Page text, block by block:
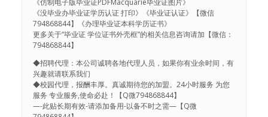
《仿制电子版毕业证PDFMacquarie毕业证图片》
《没毕业办毕业证学历认证 打印》《毕业证认证》【微信
794868844】《办理毕业证本科学历证书》
更多关于“毕业证 学位证书外壳框”的相关信息咨询请加【微信：
794868844】
◆招聘代理：本公司诚聘各地代理人员，如果你有业余时间，有
兴趣就请联系我们
◆校园代理，报酬丰厚。真诚期待您的加盟。24小时服务 为您
服务 专业服务,使命必赴！【Q微794868844】
—-此贴长期有效-请添加备用-以备不时之需—【Q微